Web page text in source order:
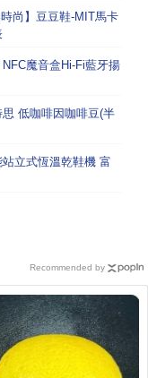
尚】豆豆鞋-MIT馬卡
魔音盒Hi-Fi藍牙揚
低咖啡因咖啡豆(半
立式恆溫乾鞋機 富
Recommended by